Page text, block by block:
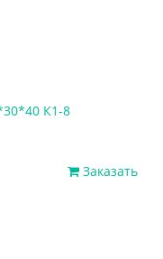
К1-8
Заказать